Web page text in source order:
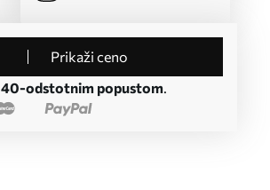
Prikaži ceno
40-odstotnim popustom.